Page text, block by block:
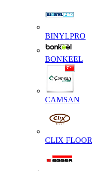
BINYLPRO
BONKEEL
CAMSAN
CLIX FLOOR